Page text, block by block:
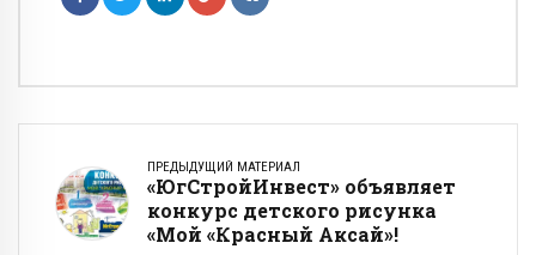
ПРЕДЫДУЩИЙ МАТЕРИАЛ
«ЮгСтройИнвест» объявляет
конкурс детского рисунка
«Мой «Красный Аксай»!